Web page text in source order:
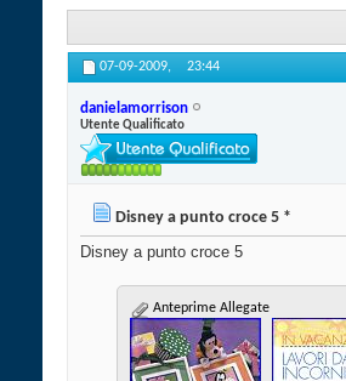
07-09-2009, 23:44
danielamorrison
Utente Qualificato
Disney a punto croce 5 *
Disney a punto croce 5
Anteprime Allegate